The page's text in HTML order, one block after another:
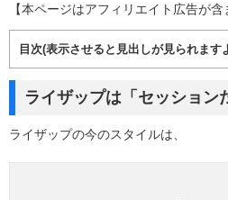
【本ページはアフィリエイト広告が含
目次(表示させると見出しが見られます
ライザップは「セッション
ライザップの今のスタイルは、